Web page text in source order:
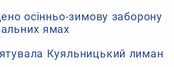
осінньо-зимову заборону
ямах
Куяльницький лиман